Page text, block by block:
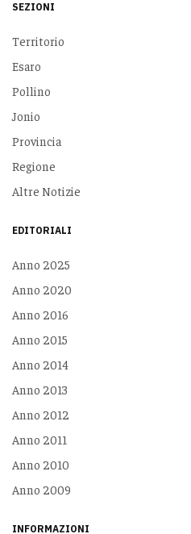
SEZIONI
Territorio
Esaro
Pollino
Jonio
Provincia
Regione
Altre Notizie
EDITORIALI
Anno 2025
Anno 2020
Anno 2016
Anno 2015
Anno 2014
Anno 2013
Anno 2012
Anno 2011
Anno 2010
Anno 2009
INFORMAZIONI